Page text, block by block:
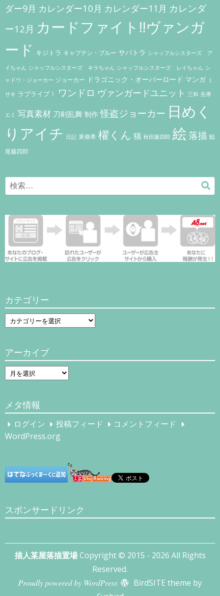
ダー9月 カレンダー10月 カレンダー11月 カレンダ
ー12月 カードファイト!!ヴァンガ
ード キジトラ キャプテン・ブルー サバトラ シャッフルシスターズ ア
イちゃん シャッフルシスターズ キラちゃん シャッフルシスターズ レイちゃん シ
ャドウ・ジョーカー ジョーカー ドラゴニック・オーバーロード マンガ ミ
サキ ラブライブ！ ワンドロ ヴァンガードユニット 三和 先導
エミ 写真素材 刀剣乱舞 制作 怪盗ジョーカー 日めく
りアイチ 日記 東條希 櫂くん 猫 秋田藤四郎 絵落描 鯰
尾藤四郎
Search
for:
検
カテゴリー
カ
テ
リ
ー
アーカイブ
ア
ー
イ
ブ
メタ情報
ログイン 投稿フィード
コメントフィード
WordPress.org
スポンサードリンク
描人某屋落描置場Copyright © 2015 - 2026 All Rights
Reserved.
Proudly powered by WordPress
BirdSITE theme by